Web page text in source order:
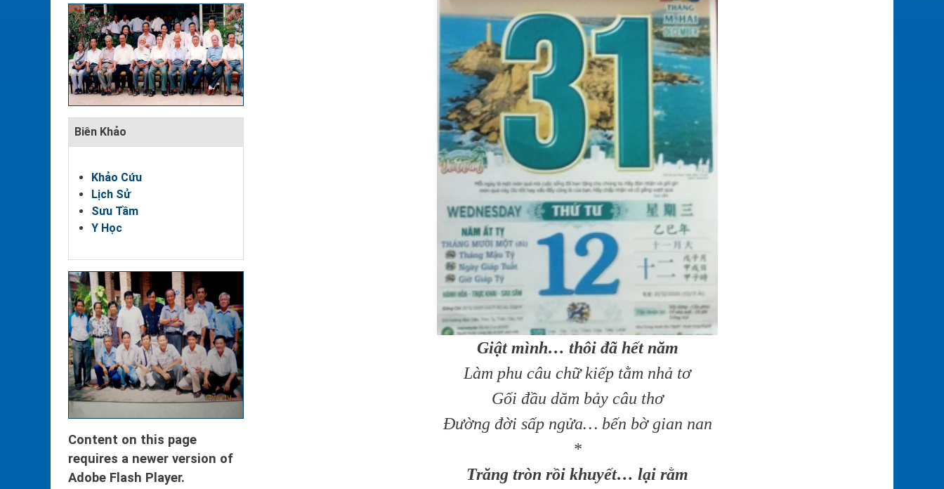
Biên Khảo
Khảo Cứu
Lịch Sử
Sưu Tầm
Y Học
Content on this page
requires a newer version of
Adobe Flash Player.
Giật mình… thôi đã hết năm
Làm phu câu chữ kiếp tằm nhả tơ
Gối đầu dăm bảy câu thơ
Đường đời sấp ngửa… bến bờ gian nan
*
Trăng tròn rồi khuyết… lại rằm